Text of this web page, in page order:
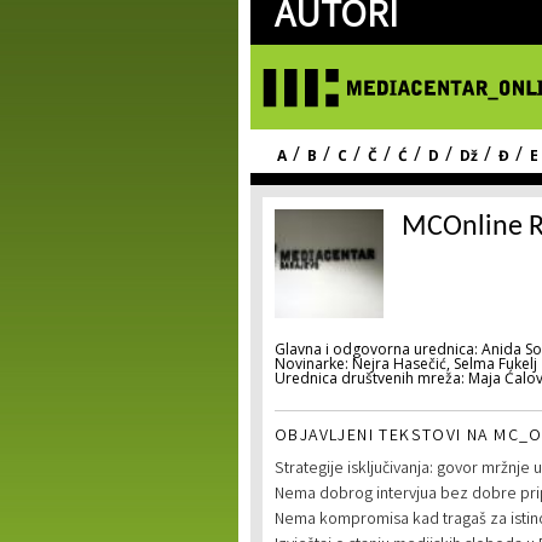
AUTORI
A / B / C / Č / Ć / D / Dž / Đ / E
MCOnline
Glavna i odgovorna urednica: Anida
Novinarke: Nejra Hasečić, Selma Fukelj
Urednica društvenih mreža: Maja
OBJAVLJENI TEKSTOVI NA
Strategije isključivanja: govor mržnje
Nema dobrog intervjua bez dobre
Nema kompromisa kad tragaš za